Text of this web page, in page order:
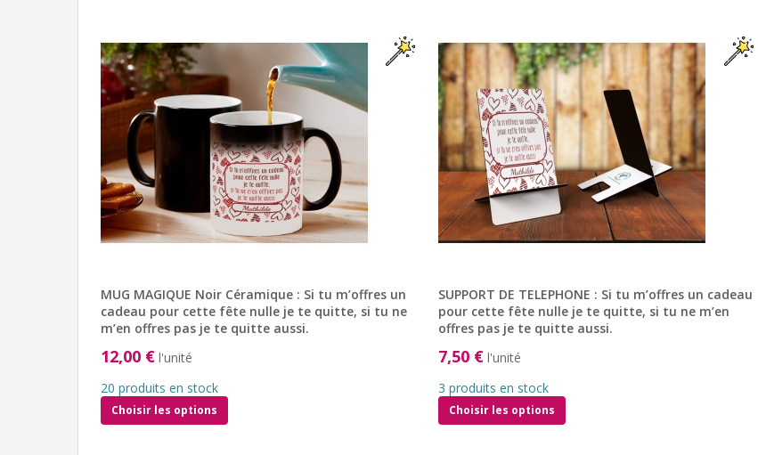
MUG MAGIQUE Noir Céramique : Si tu m’offres un
cadeau pour cette fête nulle je te quitte, si tu ne
m’en offres pas je te quitte aussi.
12,00 € l'unité
20 produits en stock
Choisir les options
SUPPORT DE TELEPHONE : Si tu m’offres un cadeau
pour cette fête nulle je te quitte, si tu ne m’en
offres pas je te quitte aussi.
7,50 € l'unité
3 produits en stock
Choisir les options